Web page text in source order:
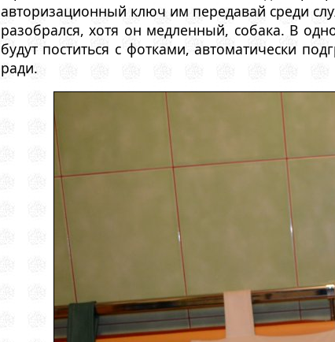
авторизационный ключ им передавай среди
разобрался, хотя он медленный, собака. В
будут поститься с фотками, автоматически
ради.